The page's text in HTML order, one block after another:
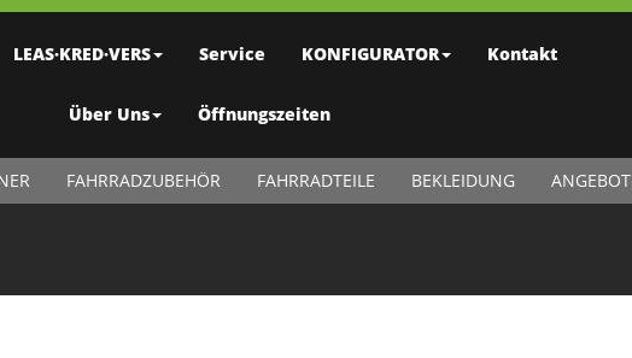
LEAS·KRED·VERS Service KONFIGURATOR Kontakt
Über Uns Öffnungszeiten
FAHRRADZUBEHÖR FAHRRADTEILE BEKLEIDUNG ANGEBOT